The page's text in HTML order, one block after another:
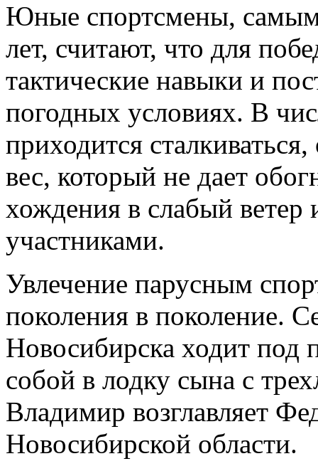
Юные спортсмены,
лет, считают, что для
тактические навыки и
погодных условиях. В
приходится
вес, который не дает
хождения в слабый ветер
участниками.
Увлечение парусным
поколения в поколение.
Новосибирска ходит под
собой в лодку сына с
Владимир возглавляет
Новосибирской области.